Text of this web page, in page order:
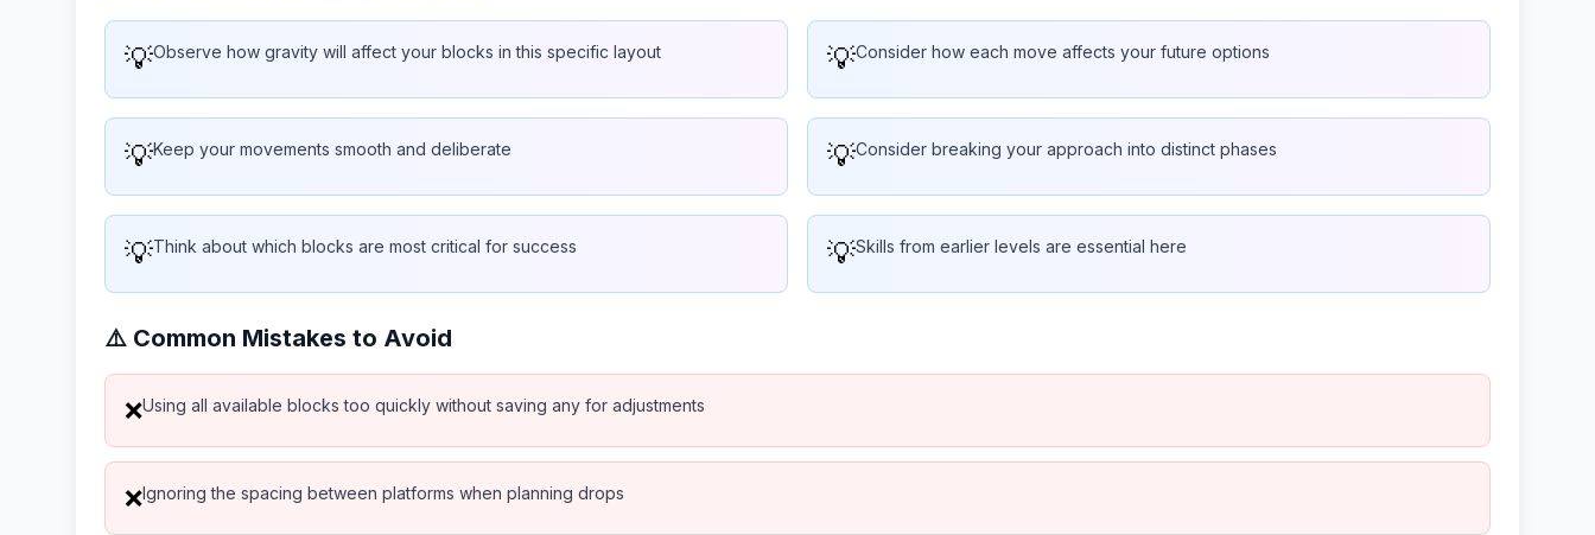
💡Observe how gravity will affect your blocks in this specific layout 💡Consider how each move affects your future options
💡Keep your movements smooth and deliberate 💡Consider breaking your approach into distinct phases
💡Think about which blocks are most critical for success 💡Skills from earlier levels are essential here
⚠️ Common Mistakes to Avoid
❌Using all available blocks too quickly without saving any for adjustments
❌Ignoring the spacing between platforms when planning drops